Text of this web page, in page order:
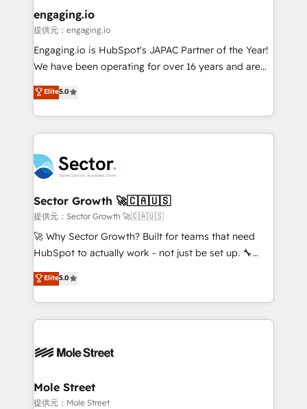
Também somos distribuidores oficiais da HubSpot
e de mais de 150 softwares globais permitindo
contratar e pagar a HubSpot em reais com nota
fiscal no Brasil e gerar economia de até 50% na
Oferecemos ainda agentes de IA especializados em
HubSpot que automatizam tarefas executam rotinas
empresas em 13 países utilizam a Nexforce. Somos
a maior parceira da HubSpot na América Latina e
líder no ranking global de sucesso do cliente da
HubSpot.
engaging.io
提供元：engaging.io
Engaging.io is HubSpot's JAPAC Partner of the Year!
We have been operating for over 16 years and are
one of HubSpot's most experienced and technically
capable Agency Partners globally. We specialise in
complex CRM migrations, implementations,
integrations, custom CMS portal development,
businesses. Our teams are based in North America
and APAC. We are HubSpot's top-ranked Advanced
Implementation Certified Partner and we contribute
to their advisory council. We strive to do 'good work
with good people' and have worked with incredible
brands. You can see some of them on our website,
Elite5.0
Sector Growth 🚀🇨🇦🇺🇸
提供元：Sector Growth 🚀🇨🇦🇺🇸
🚀 Why Sector Growth? Built for teams that need
HubSpot to actually work - not just be set up. 🔧
HubSpot Experts: Onboarding, migrations,
automation, and training built for adoption. ⚡ Highly
Technical Execution: ERP, EMR and Custom
Integrations; complex builds delivered in weeks, not
workflows; automation agents; process optimization
Healthcare: HIPAA implementations; secure data
workflows 💼 Financial Services: compliant
Elite5.0
Mole Street
提供元：Mole Street